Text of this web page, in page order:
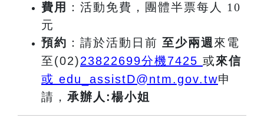
費用 ：活動免費，團體半票每人 10
元
預約 ：請於活動日前 至少兩週 來電
至(02)23822699分機7425 或來信
或 edu_assistD@ntm.gov.tw申
請 ， 承辦人:楊小姐